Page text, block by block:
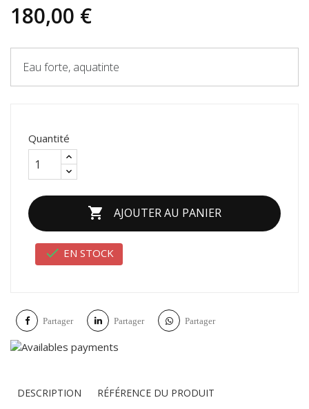
180,00 €
Eau forte, aquatinte
Quantité
 AJOUTER AU PANIER
 EN STOCK
Partager Partager Partager
DESCRIPTION RÉFÉRENCE DU PRODUIT